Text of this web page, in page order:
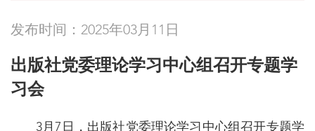
发布时间：2025年03月11日
出版社党委理论学习中心组召开专题学
习会
3月7日，出版社党委理论学习中心组召开专题学